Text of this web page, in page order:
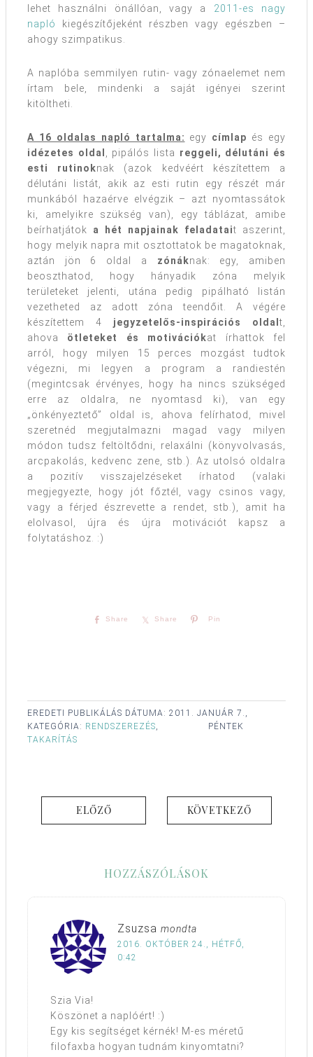
lehet használni önállóan, vagy a 2011-es nagy
napló
kiegészítőjeként részben vagy egészben –
ahogy szimpatikus.
A naplóba semmilyen rutin- vagy zónaelemet nem
írtam bele, mindenki a saját igényei szerint
kitöltheti.
A 16 oldalas napló tartalma: egy címlap és egy
idézetes oldal , pipálós lista reggeli, délutáni és
esti rutinoknak (azok kedvéért készítettem a
délutáni listát, akik az esti rutin egy részét már
munkából hazaérve elvégzik – azt nyomtassátok
ki, amelyikre szükség van), egy táblázat, amibe
beírhatjátok a hét napjainak feladatait aszerint,
hogy melyik napra mit osztottatok be magatoknak,
aztán jön 6 oldal a zónáknak: egy, amiben
beoszthatod, hogy hányadik zóna melyik
területeket jelenti, utána pedig pipálható listán
vezetheted az adott zóna teendőit. A végére
készítettem 4 jegyzetelős-inspirációs oldalt,
ahova ötleteket és motivációkat írhattok fel
arról, hogy milyen 15 perces mozgást tudtok
végezni, mi legyen a program a randiestén
(megintcsak érvényes, hogy ha nincs szükséged
erre az oldalra, ne nyomtasd ki), van egy
„önkényeztető” oldal is, ahova felírhatod, mivel
szeretnéd megjutalmazni magad vagy milyen
módon tudsz feltöltődni, relaxálni (könyvolvasás,
arcpakolás, kedvenc zene, stb.). Az utolsó oldalra
a pozitív visszajelzéseket írhatod (valaki
megjegyezte, hogy jót főztél, vagy csinos vagy,
vagy a férjed észrevette a rendet, stb.), amit ha
elolvasol, újra és újra motivációt kapsz a
folytatáshoz. :)
Share Share Pin
EREDETI PUBLIKÁLÁS DÁTUMA: 2011. JANUÁR 7.,
PÉNTEK
KATEGÓRIA: RENDSZEREZÉS,
TAKARÍTÁS
ELŐZŐ KÖVETKEZŐ
HOZZÁSZÓLÁSOK
Zsuzsa mondta
2016. OKTÓBER 24., HÉTFŐ,
0:42
Szia Via!
Köszönet a naplóért! :)
Egy kis segítséget kérnék! M-es méretű
filofaxba hogyan tudnám kinyomtatni?